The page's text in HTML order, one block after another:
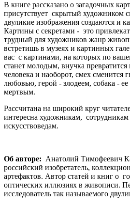
В книге рассказано о загадочных
присутствует скрытый художником
двуликие изображения создаются и
Картины с секретами - это
трудный для художников жанр
встретишь в музеях и картинных
вас с картинами, на которых по
станет молодым, внучка превратится
человека и наоборот, смех сменится
любовью, герой - злодеем, собака -
мертвым.
Рассчитана на широкий круг
интересна художникам, сотрудникам
искусствоведам.
Об авторе: Анатолий Тимофеевич
российский изобретатель,
артефактов. Автор статей и книг о
оптических иллюзиях в живописи.
исследователь так называемого